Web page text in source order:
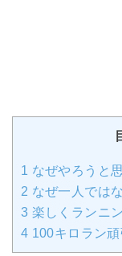
1 なぜやろうと
2 なぜ一人では
3 楽しくランニ
4 100キロラン頑